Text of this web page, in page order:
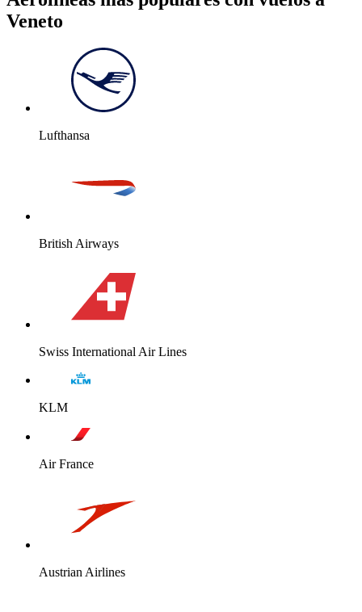
Veneto
Lufthansa
British Airways
Swiss International Air Lines
KLM
Air France
Austrian Airlines